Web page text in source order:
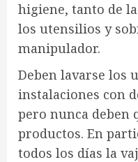
higiene, tanto de
los utensilios y
manipulador.
Deben lavarse los
instalaciones con
pero nunca deben
productos. En
todos los días la